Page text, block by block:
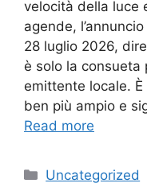
velocità della luce
agende,
28 luglio 2026,
è solo la consueta
emittente locale.
ben più ampio e
Read more
Categories
Uncategorized